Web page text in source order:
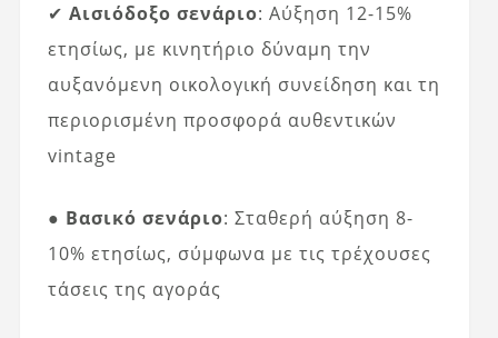
✔ Αισιόδοξο σενάριο: Αύξηση 12-15%
ετησίως, με κινητήριο δύναμη την
αυξανόμενη οικολογική συνείδηση και τη
περιορισμένη προσφορά αυθεντικών
vintage
● Βασικό σενάριο: Σταθερή αύξηση 8-
10% ετησίως, σύμφωνα με τις τρέχουσες
τάσεις της αγοράς